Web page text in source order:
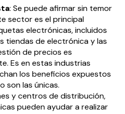
: Se puede afirmar sin temor
sector es el principal
electrónicas, incluidos
tiendas de electrónica y las
de precios es
Es en estas industrias
los beneficios expuestos
son las únicas.
y centros de distribución,
pueden ayudar a realizar